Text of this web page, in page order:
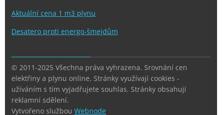
Aktuální cena 1 m3 plynu
Desatero proti energo-šmejdům
© 2011-2025 Všechna práva vyhrazena. Srovnání cen
elektřiny a plynu online. Stránky využívají cookies -
užíváním s tím vyjadřujete souhlas. Stránky obsahují
reklamní sdělení.
Vytvořeno službou Webnode